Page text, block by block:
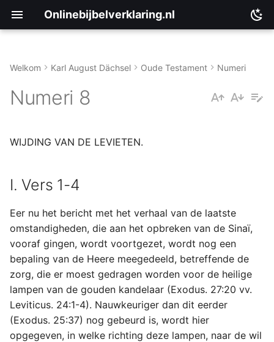
Onlinebijbelverklaring.nl
Lukas
Romeinen
1 Korinthe
2 Korinthe
Galaten
Welkom Karl August Dächsel Oude Testament Numeri
Numeri 8
WIJDING VAN DE LEVIETEN.
I. Vers 1-4
Eer nu het bericht met het verhaal van de laatste
omstandigheden, die aan het opbreken van de Sinaï,
vooraf gingen, wordt voortgezet, wordt nog een
bepaling van de Heere meegedeeld, betreffende de
zorg, die er moest gedragen worden voor de heilige
lampen van de gouden kandelaar (Exodus. 27:20 vv.
Leviticus. 24:1-4). Nauwkeuriger dan dit eerder
(Exodus. 25:37) nog gebeurd is, wordt hier
opgegeven, in welke richting deze lampen, naar de wil